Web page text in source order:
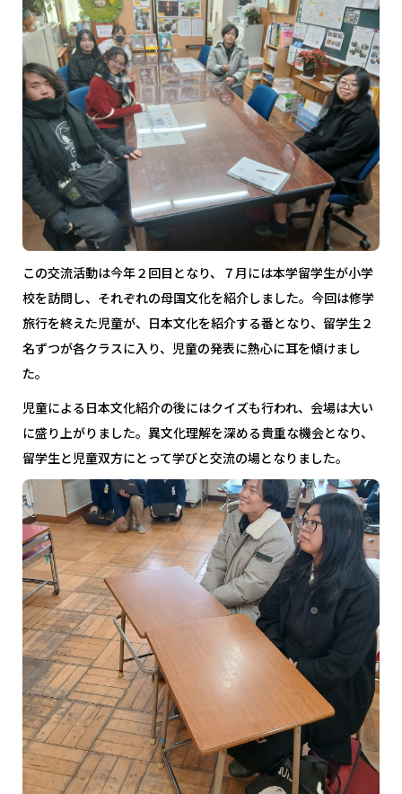
この交流活動は今年２回目となり、７月には本学留学生が小学
校を訪問し、それぞれの母国文化を紹介しました。今回は修学
旅行を終えた児童が、日本文化を紹介する番となり、留学生２
名ずつが各クラスに入り、児童の発表に熱心に耳を傾けまし
た。
児童による日本文化紹介の後にはクイズも行われ、会場は大い
に盛り上がりました。異文化理解を深める貴重な機会となり、
留学生と児童双方にとって学びと交流の場となりました。